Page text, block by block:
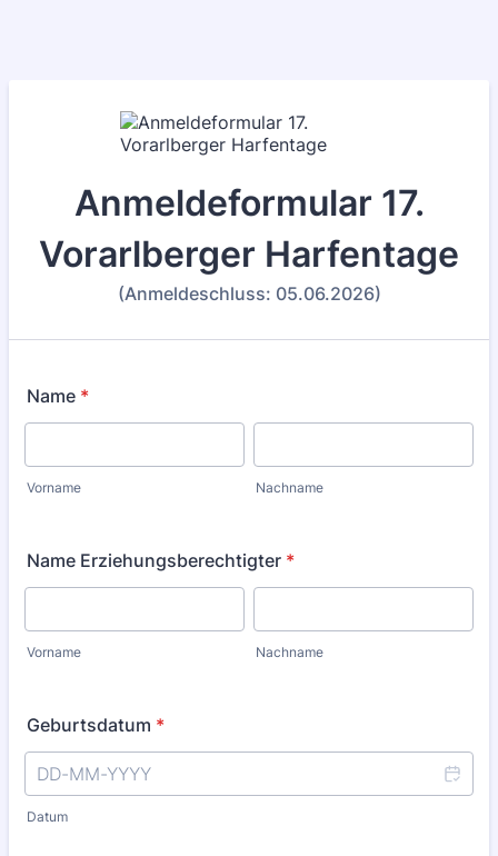
Anmeldeformular 17.
Vorarlberger Harfentage
(Anmeldeschluss: 05.06.2026)
Name *
Vorname Nachname
Name Erziehungsberechtigter *
Vorname Nachname
Geburtsdatum *
Datum